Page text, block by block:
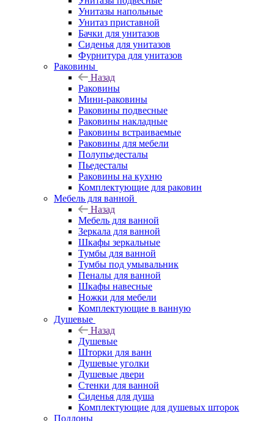
Унитазы напольные
Унитаз приставной
Бачки для унитазов
Сиденья для унитазов
Фурнитура для унитазов
Раковины
Назад
Раковины
Мини-раковины
Раковины подвесные
Раковины накладные
Раковины встраиваемые
Раковины для мебели
Полупьедесталы
Пьедесталы
Раковины на кухню
Комплектующие для раковин
Мебель для ванной
Назад
Мебель для ванной
Зеркала для ванной
Шкафы зеркальные
Тумбы для ванной
Тумбы под умывальник
Пеналы для ванной
Шкафы навесные
Ножки для мебели
Комплектующие в ванную
Душевые
Назад
Душевые
Шторки для ванн
Душевые уголки
Душевые двери
Стенки для ванной
Сиденья для душа
Комплектующие для душевых шторок
Поддоны